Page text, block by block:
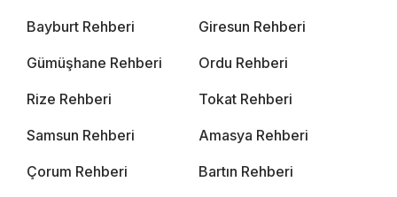
Bayburt Rehberi Giresun Rehberi
Gümüşhane Rehberi Ordu Rehberi
Rize Rehberi Tokat Rehberi
Samsun Rehberi Amasya Rehberi
Çorum Rehberi Bartın Rehberi